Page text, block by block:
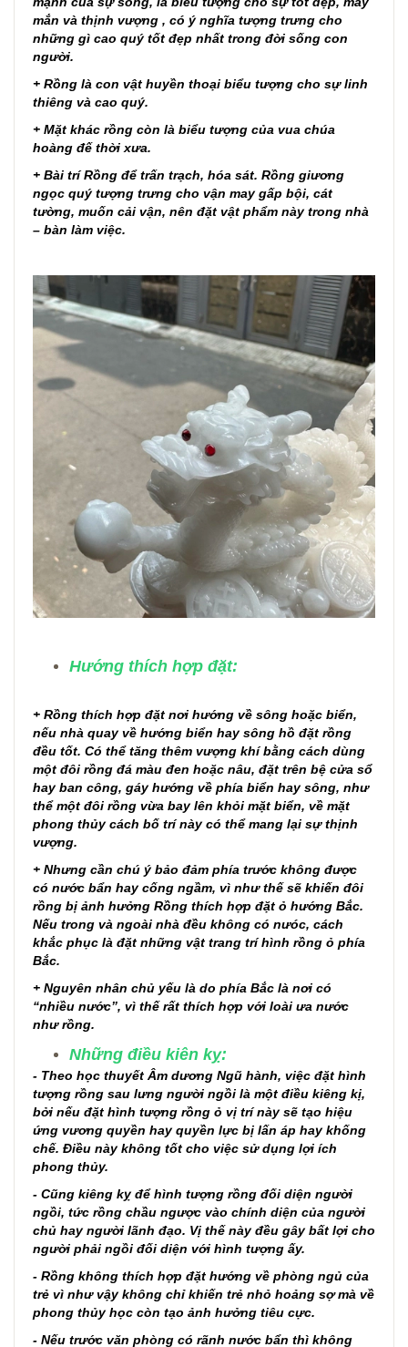
mắn và thịnh vượng , có ý nghĩa tượng trưng cho
những gì cao quý tốt đẹp nhất trong đời sống con
người.
+ Rồng là con vật huyền thoại biểu tượng cho sự linh
thiêng và cao quý.
+ Mặt khác rồng còn là biểu tượng của vua chúa
hoàng đế thời xưa.
+ Bài trí Rồng để trấn trạch, hóa sát. Rồng giương
ngọc quý tượng trưng cho vận may gấp bội, cát
tường, muốn cải vận, nên đặt vật phẩm này trong nhà
– bàn làm việc.
Hướng thích hợp đặt:
+ Rồng thích hợp đặt nơi hướng về sông hoặc biển,
nếu nhà quay về hướng biển hay sông hồ đặt rồng
đều tốt. Có thể tăng thêm vượng khí bằng cách dùng
một đôi rồng đá màu đen hoặc nâu, đặt trên bệ cửa sổ
hay ban công, gáy hướng về phía biển hay sông, như
thể một đôi rồng vừa bay lên khỏi mặt biển, về mặt
phong thủy cách bố trí này có thể mang lại sự thịnh
vượng.
+ Nhưng cần chú ý bảo đảm phía trước không được
có nước bẩn hay cống ngầm, vì như thế sẽ khiến đôi
rồng bị ảnh hưởng Rồng thích hợp đặt ỏ hướng Bắc.
Nếu trong và ngoài nhà đều không có nưóc, cách
khắc phục là đặt những vật trang trí hình rồng ỏ phía
Bắc.
+ Nguyên nhân chủ yếu là do phía Bắc là nơi có
“nhiều nước”, vì thế rất thích hợp với loài ưa nước
như rồng.
Những điều kiên kỵ:
- Theo học thuyết Âm dương Ngũ hành, việc đặt hình
tượng rồng sau lưng người ngồi là một điều kiêng kị,
bởi nếu đặt hình tượng rồng ỏ vị trí này sẽ tạo hiệu
ứng vương quyền hay quyền lực bị lấn áp hay khống
chế. Điều này không tốt cho việc sử dụng lợi ích
phong thủy.
- Cũng kiêng kỵ để hình tượng rồng đối diện người
ngồi, tức rồng chầu ngược vào chính diện của người
chủ hay người lãnh đạo. Vị thế này đều gây bất lợi cho
người phải ngồi đối diện với hình tượng ấy.
- Rồng không thích hợp đặt hướng về phòng ngủ của
trẻ vì như vậy không chỉ khiến trẻ nhỏ hoảng sợ mà về
phong thủy học còn tạo ảnh hưởng tiêu cực.
- Nếu trước văn phòng có rãnh nước bẩn thì không